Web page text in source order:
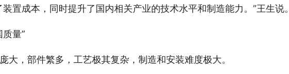
成本，同时提升了国内相关产业的技术水平和制造能力。”王生说。
量”
，部件繁多，工艺极其复杂，制造和安装难度极大。